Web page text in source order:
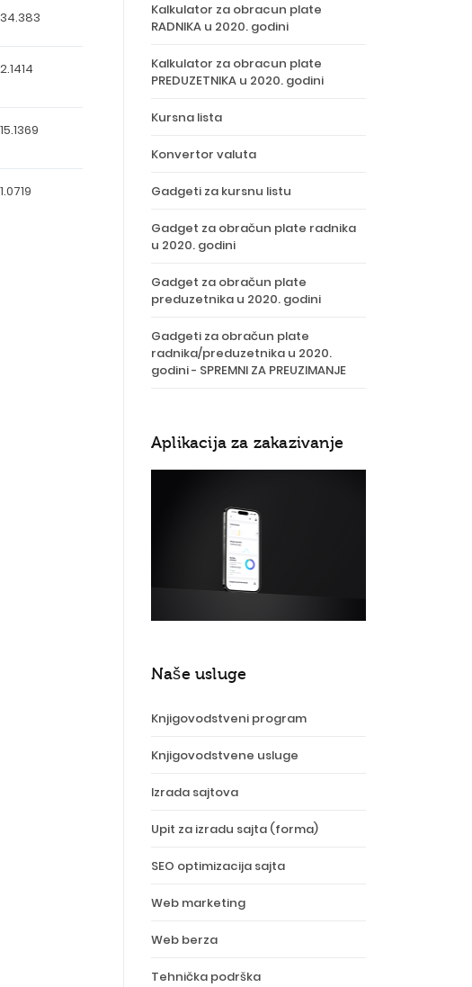
34.383
2.1414
15.1369
1.0719
Kalkulator za obracun plate
RADNIKA u 2020. godini
Kalkulator za obracun plate
PREDUZETNIKA u 2020. godini
Kursna lista
Konvertor valuta
Gadgeti za kursnu listu
Gadget za obračun plate radnika
u 2020. godini
Gadget za obračun plate
preduzetnika u 2020. godini
Gadgeti za obračun plate
radnika/preduzetnika u 2020.
godini - SPREMNI ZA PREUZIMANJE
Aplikacija za zakazivanje
Naše usluge
Knjigovodstveni program
Knjigovodstvene usluge
Izrada sajtova
Upit za izradu sajta (forma)
SEO optimizacija sajta
Web marketing
Web berza
Tehnička podrška